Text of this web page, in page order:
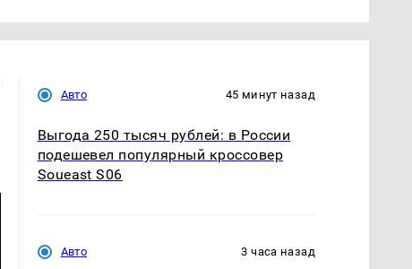
Авто 45 минут назад
Выгода 250 тысяч рублей: в России
подешевел популярный кроссовер
Soueast S06
Авто 3 часа назад